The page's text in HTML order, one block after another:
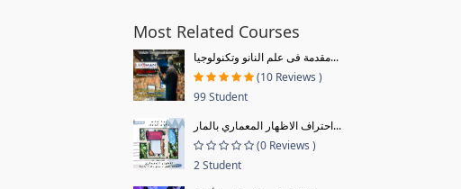
Most Related Courses
مقدمة فى علم النانو وتكنولوجيا...
(10 Reviews )
99 Student
احتراف الاظهار المعماري بالمار...
(0 Reviews )
2 Student